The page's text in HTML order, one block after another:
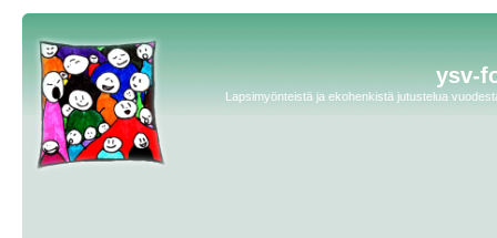
ysv-
Lapsimyönteistä ja ekohenkistä jutustelua